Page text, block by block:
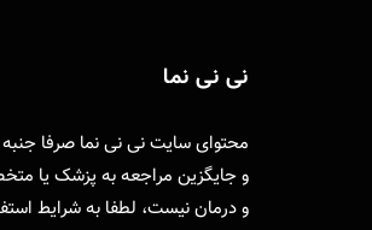
نی نی نما
محتوای سایت نی نی نما صرفا
و جایگزین مراجعه به پزشک یا
و درمان نیست، لطفا بهشرایط